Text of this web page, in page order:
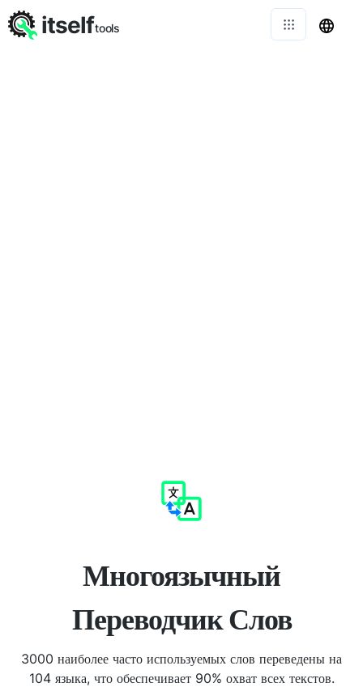
Многоязычный
Переводчик Слов
3000 наиболее часто используемых слов переведены на
104 языка, что обеспечивает 90% охват всех текстов.
itselftools